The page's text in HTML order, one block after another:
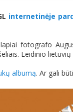
internetinėje
fotografo
Leidinio
albumą. Ar gali